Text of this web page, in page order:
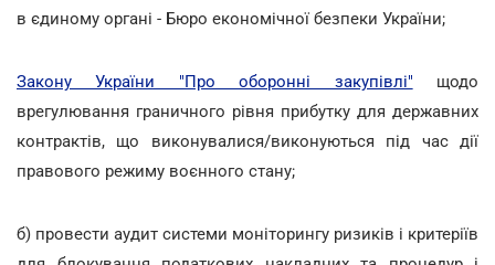
в єдиному органі - Бюро економічної безпеки України;
Закону України "Про оборонні закупівлі" щодо
врегулювання граничного рівня прибутку для державних
контрактів, що виконувалися/виконуються під час дії
правового режиму воєнного стану;
б) провести аудит системи моніторингу ризиків і критеріїв